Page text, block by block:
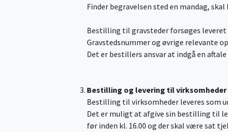
Finder begravelsen sted en mandag,
Bestilling til gravsteder forsøges
Gravstedsnummer og øvrige relevante
Det er bestillers ansvar at indgå en
Bestilling og levering til virksomheder
Bestilling til virksomheder leveres som
Det er muligt at afgive sin bestilling til
før inden kl. 16.00 og der skal være sat